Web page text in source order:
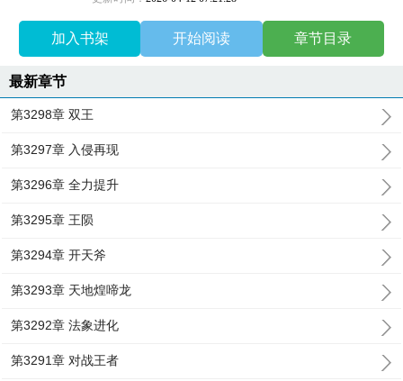
加入书架 开始阅读 章节目录
最新章节
第3298章 双王
第3297章 入侵再现
第3296章 全力提升
第3295章 王陨
第3294章 开天斧
第3293章 天地煌啼龙
第3292章 法象进化
第3291章 对战王者